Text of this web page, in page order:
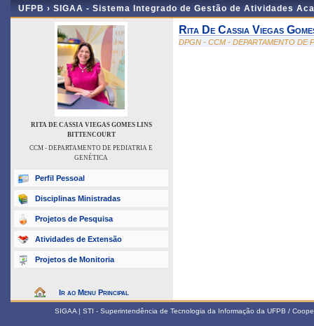
UFPB › SIGAA - Sistema Integrado de Gestão de Atividades
RITA DE CASSIA VIEGAS GOMES LINS
BITTENCOURT
CCM - DEPARTAMENTO DE PEDIATRIA E
GENÉTICA
Perfil Pessoal
Disciplinas Ministradas
Projetos de Pesquisa
Atividades de Extensão
Projetos de Monitoria
Ir ao Menu Principal
Rita De Cassia Viegas
DPGN - CCM - DEPARTAMENTO DE
SIGAA | STI - Superintendência de Tecnologia da Informação da UFPB /